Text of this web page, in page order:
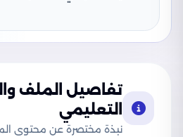
تفاصيل الملف
التعليمي
نبذة مختصرة عن محتوى